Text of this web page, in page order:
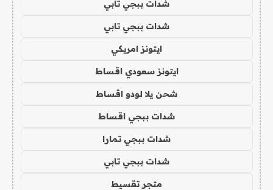
شدات ببجي تابي
شدات ببجي تابي
ايتونز امريكي
ايتونز سعودي اقساط
شحن يلا لودو اقساط
شدات ببجي اقساط
شدات ببجي تمارا
شدات ببجي تابي
متجر تقسيط